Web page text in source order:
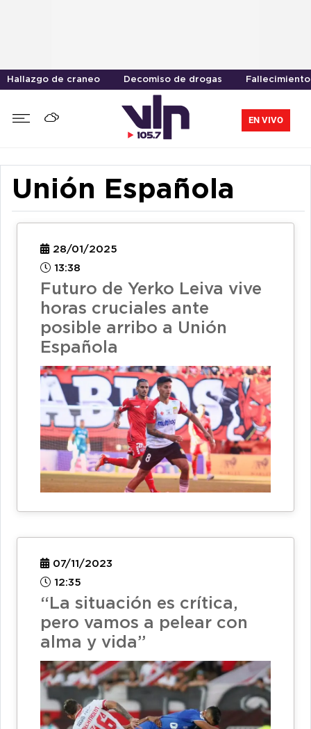
Hallazgo de craneo Decomiso de drogas Fallecimiento
EN VIVO
Unión Española
28/01/2025
13:38
Futuro de Yerko Leiva vive
horas cruciales ante
posible arribo a Unión
Española
07/11/2023
12:35
“La situación es crítica,
pero vamos a pelear con
alma y vida”